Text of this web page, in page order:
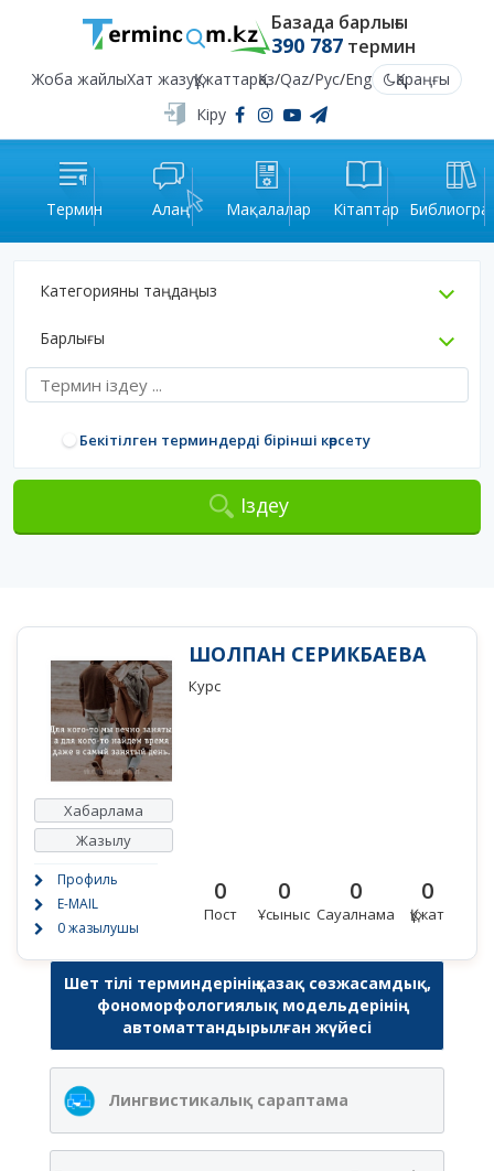
Базада барлығы
390 787термин
Жоба жайлыХат жазуҚұжаттарҚаз/Qaz/Рус/Eng
Қараңғы
Кіру
Термин Алаң Мақалалар Кітаптар
Категорияны таңдаңыз
Барлығы
Бекітілген терминдерді бірінші көрсету
Іздеу
Хабарлама
Жазылу
Профиль
E-MAIL
0 жазылушы
ШОЛПАН СЕРИКБАЕВА
Курс
0
Пост
0
Ұсыныс
0
Сауалнама
0
Құжат
Шет тілі терминдерінің қазақ сөзжасамдық,
фономорфологиялық модельдерінің
автоматтандырылған жүйесі
Лингвистикалық сараптама